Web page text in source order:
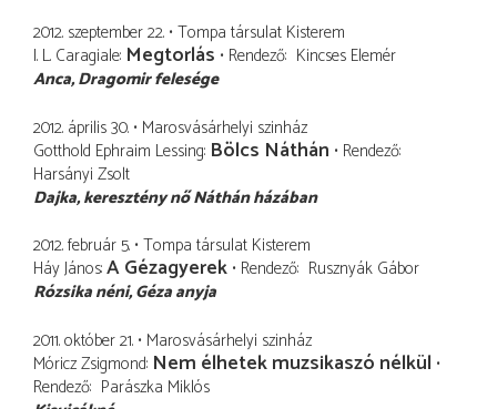
2012. szeptember 22. Tompa társulat Kisterem
I. L. Caragiale Megtorlás Rendező Kincses Elemér
Anca Dragomir felesége
2012. április 30. Marosvásárhelyi szinház
Gotthold Ephraim Lessing Bölcs Náthán Rendező
Harsányi Zsolt
Dajka keresztény nő Náthán házában
2012. február 5. Tompa társulat Kisterem
Háy János A Gézagyerek Rendező Rusznyák Gábor
Rózsika néni Géza anyja
2011. október 21. Marosvásárhelyi szinház
Móricz Zsigmond Nem élhetek muzsikaszó nélkül
Rendező Parászka Miklós